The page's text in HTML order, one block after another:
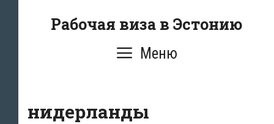
Рабочая виза в Эстонию
Меню
нидерланды